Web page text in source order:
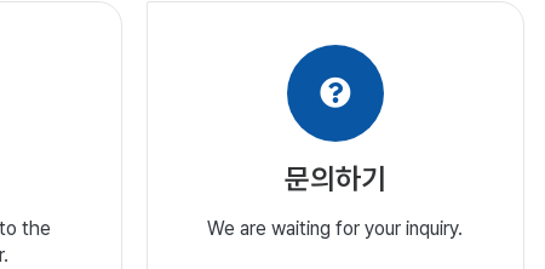
the
문의하기
We are waiting for your inquiry.